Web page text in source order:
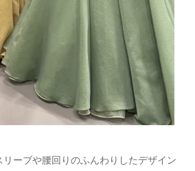
ーブや腰回りのふんわりしたデザイン